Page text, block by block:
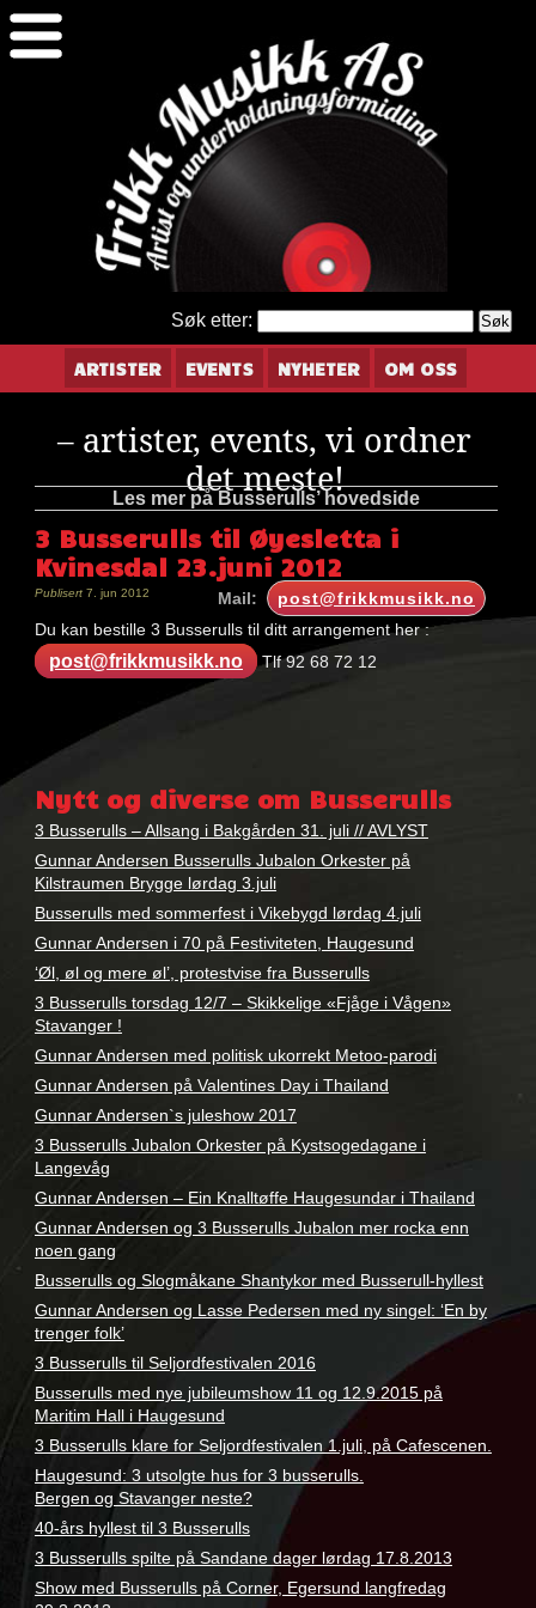
Søk etter:
ARTISTER EVENTS NYHETER OM OSS
– artister, events, vi ordner
det meste!
Les mer på Busserulls’ hovedside
3 Busserulls til Øyesletta i
Kvinesdal 23.juni 2012
post@frikkmusikk.no
Mail:
Publisert7. jun 2012
Du kan bestille 3 Busserulls til ditt arrangement her :
post@frikkmusikk.no Tlf 92 68 72 12
Nøkkelord:
busserulls,
kontakt
Nytt og diverse om Busserulls
3 Busserulls – Allsang i Bakgården 31. juli // AVLYST
Gunnar Andersen Busserulls Jubalon Orkester på
Kilstraumen Brygge lørdag 3.juli
Busserulls med sommerfest i Vikebygd lørdag 4.juli
Gunnar Andersen i 70 på Festiviteten, Haugesund
‘Øl, øl og mere øl’, protestvise fra Busserulls
3 Busserulls torsdag 12/7 – Skikkelige «Fjåge i Vågen»
Stavanger !
Gunnar Andersen med politisk ukorrekt Metoo-parodi
Gunnar Andersen på Valentines Day i Thailand
Gunnar Andersen`s juleshow 2017
3 Busserulls Jubalon Orkester på Kystsogedagane i
Langevåg
Gunnar Andersen – Ein Knalltøffe Haugesundar i Thailand
Gunnar Andersen og 3 Busserulls Jubalon mer rocka enn
noen gang
Busserulls og Slogmåkane Shantykor med Busserull-hyllest
Gunnar Andersen og Lasse Pedersen med ny singel: ‘En by
trenger folk’
3 Busserulls til Seljordfestivalen 2016
Busserulls med nye jubileumshow 11 og 12.9.2015 på
Maritim Hall i Haugesund
3 Busserulls klare for Seljordfestivalen 1.juli, på Cafescenen.
Haugesund: 3 utsolgte hus for 3 busserulls.
Bergen og Stavanger neste?
40-års hyllest til 3 Busserulls
3 Busserulls spilte på Sandane dager lørdag 17.8.2013
Show med Busserulls på Corner, Egersund langfredag